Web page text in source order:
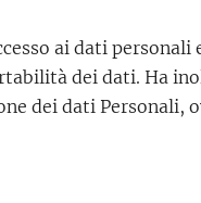
ai dati
dei dati. Ha
dei dati Personali,